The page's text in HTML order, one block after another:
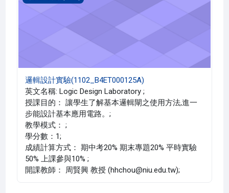
邏輯設計實驗(1102_B4ET000125A)
英文名稱: Logic Design Laboratory ;
授課目的： 讓學生了解基本邏輯閘之使用方法,進一
步能設計基本應用電路。;
教學模式： ;
學分數：1;
成績計算方式： 期中考20% 期末專題20% 平時實驗
50% 上課參與10% ;
開課教師： 周賢興 教授 (hhchou@niu.edu.tw);